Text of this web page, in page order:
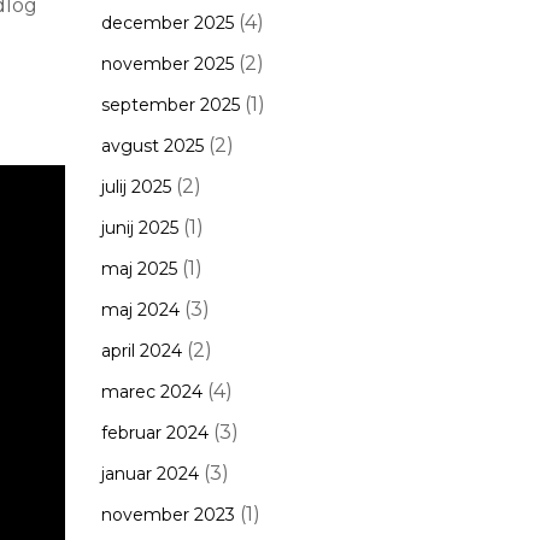
december 2025(4)
november 2025(2)
september 2025(1)
avgust 2025(2)
julij 2025(2)
junij 2025(1)
maj 2025(1)
maj 2024(3)
april 2024(2)
marec 2024(4)
februar 2024(3)
januar 2024(3)
november 2023 (1)